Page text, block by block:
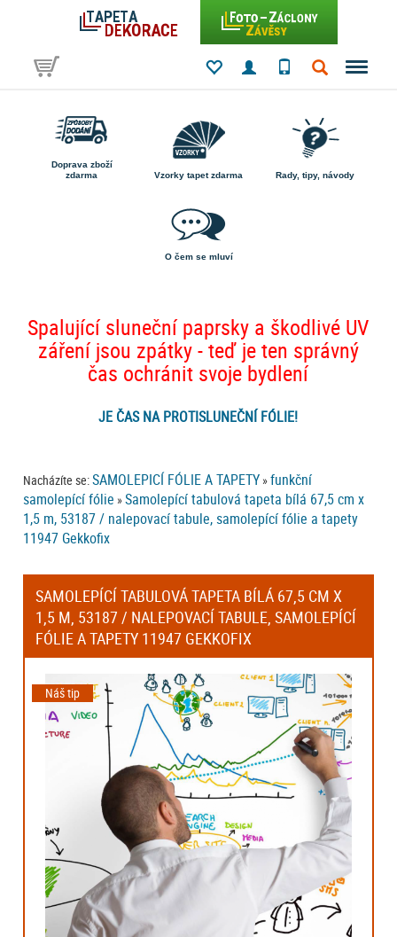
Doprava zboží
zdarma
Vzorky tapet zdarma Rady, tipy, návody
O čem se mluví
Spalující sluneční paprsky a škodlivé UV
záření jsou zpátky - teď je ten správný
čas ochránit svoje bydlení
JE ČAS NA PROTISLUNEČNÍ FÓLIE!
Nacházíte se:SAMOLEPICÍ FÓLIE A TAPETY »funkční
samolepící fólie »Samolepící tabulová tapeta bílá 67,5 cm x
1,5 m, 53187 / nalepovací tabule, samolepící fólie a tapety
11947 Gekkofix
SAMOLEPÍCÍ TABULOVÁ TAPETA BÍLÁ 67,5 CM X
1,5 M, 53187 / NALEPOVACÍ TABULE, SAMOLEPÍCÍ
FÓLIE A TAPETY 11947 GEKKOFIX
Náš tip